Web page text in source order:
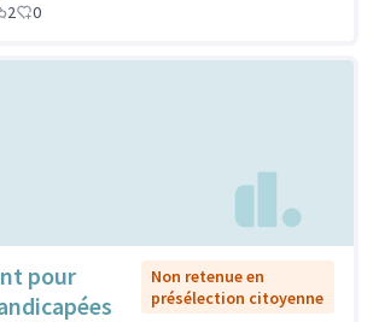
2 0
pour
Non retenue en
présélection citoyenne